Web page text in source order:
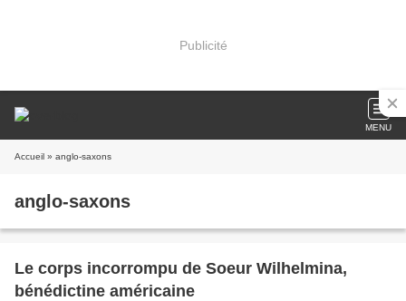
Publicité
MENU
Accueil » anglo-saxons
anglo-saxons
Le corps incorrompu de Soeur Wilhelmina,
bénédictine américaine